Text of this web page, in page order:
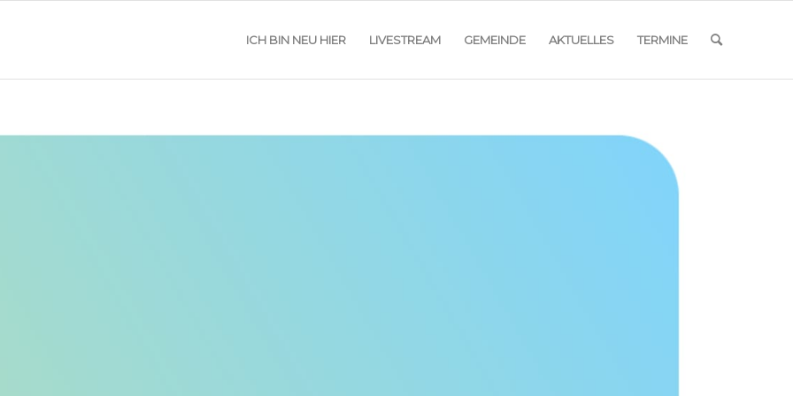
ICH BIN NEU HIER LIVESTREAM GEMEINDE AKTUELLES TERMINE